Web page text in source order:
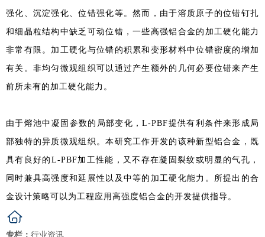
强化、沉淀强化、位错强化等。然而，由于溶质原子的位错钉扎
和细晶粒结构中缺乏可动位错，一些高强铝合金的加工硬化能力
非常有限。加工硬化与位错的积累和变形材料中位错密度的增加
有关。非均匀微观组织可以通过产生额外的几何必要位错来产生
前所未有的加工硬化能力。
由于熔池中凝固参数的局部变化，L-PBF提供有利条件来形成局
部独特的异质微观组织。本研究工作开发的该种新型铝合金，既
具有良好的L-PBF加工性能，又不存在凝固裂纹或明显的气孔，
同时兼具高强度和延展性以及中等的加工硬化能力。所提出的合
金设计策略可以为工程应用高强度铝合金的开发提供指导。
专栏： 行业资讯